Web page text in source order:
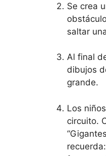
Se crea
saltar
Al final
dibujos
grande.
Los
circuito.